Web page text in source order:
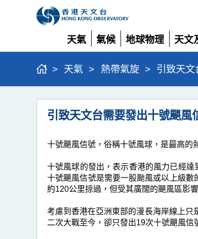
天氣
展
開
氣候
展
開
地球物理
展
開
天文
展
開
> 天氣 > 熱帶氣旋 > 引致天文
引
致
台
需
發
引致天文台需要發出十號颶風
十號颶風信號，俗稱十號風球，是最高的
十號風球的發出，表示香港的風力已經
十號颶風信號是需要一股颱風或以上級
約120公里掠過，但受其廣闊的颶風區影
考慮到香港在亞洲東部的漫長海岸線上
二次大戰至今，卻只發出19次十號颶風